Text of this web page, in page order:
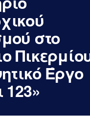
στο
Έργο
123»